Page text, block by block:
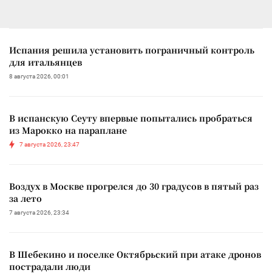
Испания решила установить пограничный контроль
для итальянцев
8 августа 2026, 00:01
В испанскую Сеуту впервые попытались пробраться
из Марокко на параплане
7 августа 2026, 23:47
Воздух в Москве прогрелся до 30 градусов в пятый раз
за лето
7 августа 2026, 23:34
В Шебекино и поселке Октябрьский при атаке дронов
пострадали люди